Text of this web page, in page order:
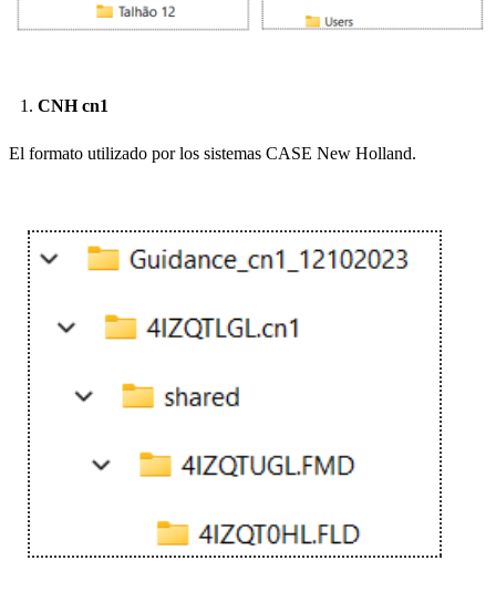
CNH cn1
El formato utilizado por los sistemas CASE New Holland.